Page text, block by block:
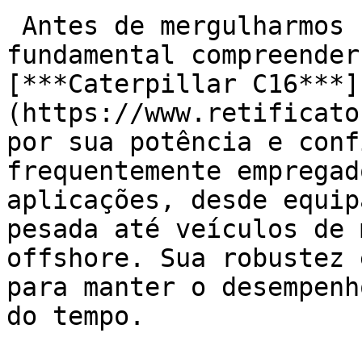
fundamental
[***Caterpillar C16***]
(https://
por sua potência e
frequentemente
aplicações, desde
pesada até veículos de
offshore. Sua robustez
para manter o
do tempo.